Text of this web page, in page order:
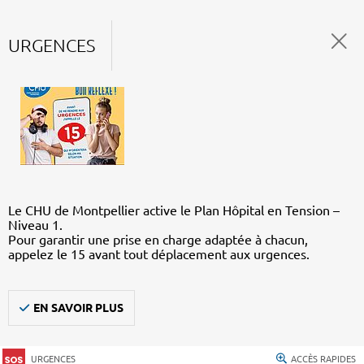
URGENCES
Le CHU de Montpellier active le Plan Hôpital en Tension –
Niveau 1.
Pour garantir une prise en charge adaptée à chacun,
appelez le 15 avant tout déplacement aux urgences.
EN SAVOIR PLUS
URGENCES ACCÈS RAPIDES